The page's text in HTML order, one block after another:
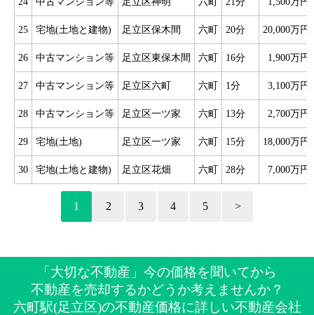
25 宅地(土地と建物) 足立区保木間 六町 20分 20,000万円
26 中古マンション等 足立区東保木間 六町 16分 1,900万円
27 中古マンション等 足立区六町 六町 1分 3,100万円
28 中古マンション等 足立区一ツ家 六町 13分 2,700万円
29 宅地(土地) 足立区一ツ家 六町 15分 18,000万円
30 宅地(土地と建物) 足立区花畑 六町 28分 7,000万円
1 2 3 4 5 >
「大切な不動産」今の価格を聞いてから
不動産を売却するかどうか考えませんか？
六町駅(足立区)の不動産価格に詳しい不動産会社